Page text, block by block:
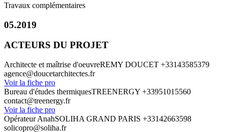
Travaux complémentaires
05.2019
ACTEURS DU PROJET
Architecte et maîtrise d'oeuvreREMY DOUCET +33143585379
agence@doucetarchitectes.fr
Voir la fiche pro
Bureau d'études thermiquesTREENERGY +33951015560
contact@treenergy.fr
Voir la fiche pro
Opérateur AnahSOLIHA GRAND PARIS +33142663598
solicopro@soliha.fr